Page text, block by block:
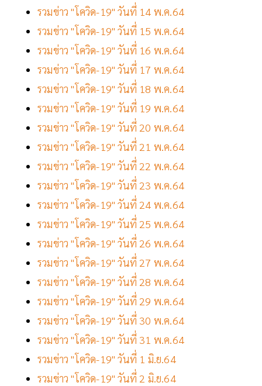
รวมข่าว "โควิด-19" วันที่ 14 พ.ค.64
รวมข่าว "โควิด-19" วันที่ 15 พ.ค.64
รวมข่าว "โควิด-19" วันที่ 16 พ.ค.64
รวมข่าว "โควิด-19" วันที่ 17 พ.ค.64
รวมข่าว "โควิด-19" วันที่ 18 พ.ค.64
รวมข่าว "โควิด-19" วันที่ 19 พ.ค.64
รวมข่าว "โควิด-19" วันที่ 20 พ.ค.64
รวมข่าว "โควิด-19" วันที่ 21 พ.ค.64
รวมข่าว "โควิด-19" วันที่ 22 พ.ค.64
รวมข่าว "โควิด-19" วันที่ 23 พ.ค.64
รวมข่าว "โควิด-19" วันที่ 24 พ.ค.64
รวมข่าว "โควิด-19" วันที่ 25 พ.ค.64
รวมข่าว "โควิด-19" วันที่ 26 พ.ค.64
รวมข่าว "โควิด-19" วันที่ 27 พ.ค.64
รวมข่าว "โควิด-19" วันที่ 28 พ.ค.64
รวมข่าว "โควิด-19" วันที่ 29 พ.ค.64
รวมข่าว "โควิด-19" วันที่ 30 พ.ค.64
รวมข่าว "โควิด-19" วันที่ 31 พ.ค.64
รวมข่าว "โควิด-19" วันที่ 1 มิ.ย.64
รวมข่าว "โควิด-19" วันที่ 2 มิ.ย.64